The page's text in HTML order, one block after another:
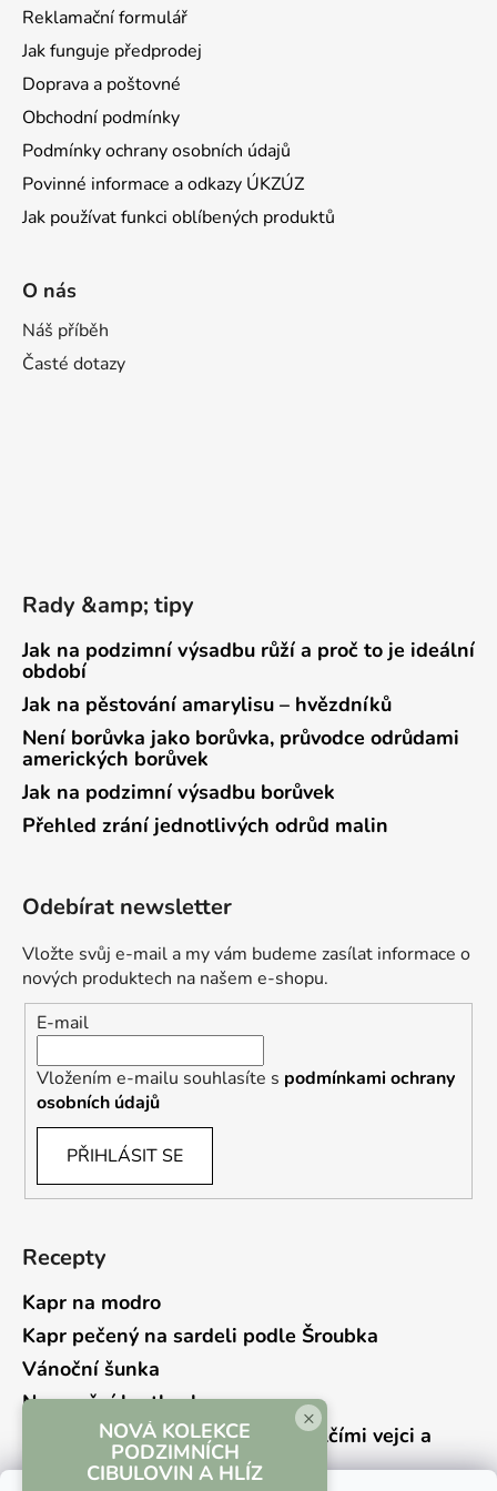
Reklamační formulář
Jak funguje předprodej
Doprava a poštovné
Obchodní podmínky
Podmínky ochrany osobních údajů
Povinné informace a odkazy ÚKZÚZ
Jak používat funkci oblíbených produktů
O nás
Náš příběh
Časté dotazy
Rady &amp; tipy
Jak na podzimní výsadbu růží a proč to je ideální
období
Jak na pěstování amarylisu – hvězdníků
Není borůvka jako borůvka, průvodce odrůdami
amerických borůvek
Jak na podzimní výsadbu borůvek
Přehled zrání jednotlivých odrůd malin
Odebírat newsletter
Vložte svůj e-mail a my vám budeme zasílat informace o
nových produktech na našem e-shopu.
E-mail
Vložením e-mailu souhlasíte s podmínkami ochrany
osobních údajů
PŘIHLÁSIT SE
Recepty
Kapr na modro
Kapr pečený na sardeli podle Šroubka
Vánoční šunka
Novoroční hrstkovka
Lehký bramborový salát s křepelčími vejci a
kyselou okurkou
×
NOVÁ KOLEKCE
PODZIMNÍCH
CIBULOVIN A HLÍZ